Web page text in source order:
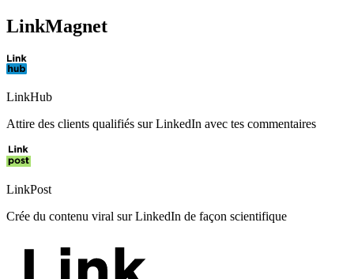
LinkMagnet
LinkHub
Attire des clients qualifiés sur LinkedIn avec tes commentaires
LinkPost
Crée du contenu viral sur LinkedIn de façon scientifique